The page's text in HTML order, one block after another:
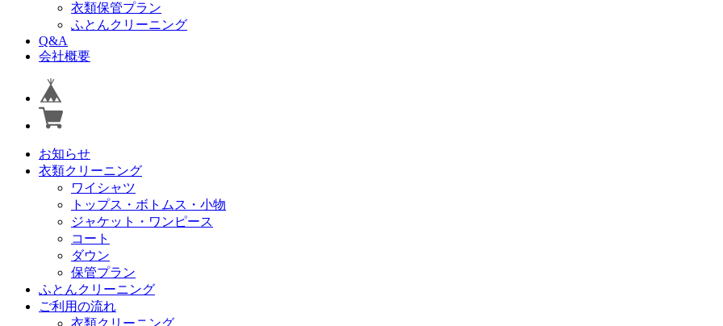
衣類保管プラン
ふとんクリーニング
Q&A
会社概要
お知らせ
衣類クリーニング
ワイシャツ
トップス・ボトムス・小物
ジャケット・ワンピース
コート
ダウン
保管プラン
ふとんクリーニング
ご利用の流れ
衣類クリーニング